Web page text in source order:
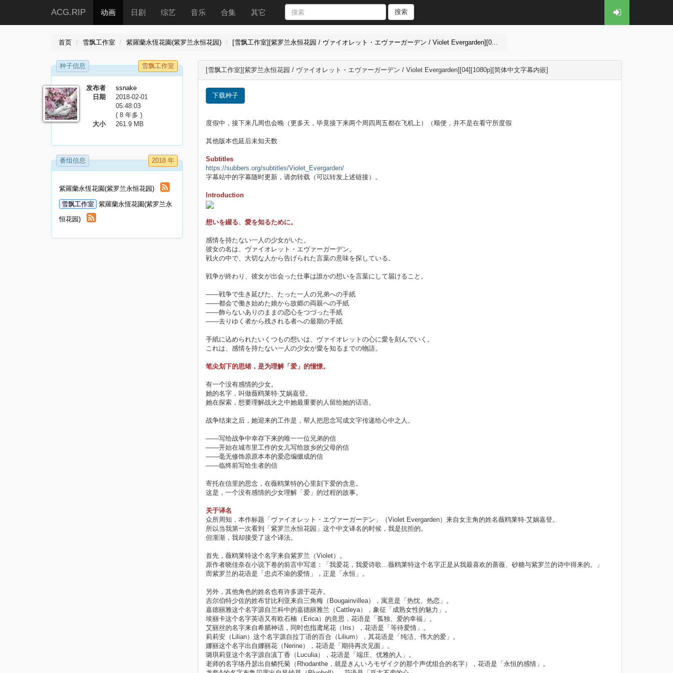
ACG.RIP 动画 日剧 综艺 音乐 合集 其它 搜索
首页 雪飘工作室 紫羅蘭永恆花園(紫罗兰永恒花园) [雪飘工作室][紫罗兰永恒花园 / ヴァイオレット・エヴァーガーデン / Violet Evergarden][0...
种子信息 雪飘工作室
发布者
ssnake
日期
2018-02-01
05:48:03
( 8 年多 )
大小
261.9 MB
番组信息 2018 年
紫羅蘭永恆花園(紫罗兰永恒花园)
雪飘工作室
紫羅蘭永恆花園(紫罗兰永
恒花园)
[雪飘工作室][紫罗兰永恒花园 / ヴァイオレット・エヴァーガーデン / Violet Evergarden][04][1080p][简体中文字幕内嵌]
下载种子
度假中，接下来几周也会晚（更多天，毕竟接下来两个周四周五都在飞机上）（顺便，并不是在看守所度假
其他版本也延后未知天数
Subtitles
https://subbers.org/subtitles/Violet_Evergarden/
字幕站中的字幕随时更新，请勿转载（可以转发上述链接）。
Introduction
想いを綴る、愛を知るために。
感情を持たない一人の少女がいた。
彼女の名は、ヴァイオレット・エヴァーガーデン。
戦火の中で、大切な人から告げられた言葉の意味を探している。
戦争が終わり、彼女が出会った仕事は誰かの想いを言葉にして届けること。
――戦争で生き延びた、たった一人の兄弟への手紙
――都会で働き始めた娘から故郷の両親への手紙
――飾らないありのままの恋心をつづった手紙
――去りゆく者から残される者への最期の手紙
手紙に込められたいくつもの想いは、ヴァイオレットの心に愛を刻んでいく。
これは、感情を持たない一人の少女が愛を知るまでの物語。
笔尖划下的思绪，是为理解「爱」的憧憬。
有一个没有感情的少女。
她的名字，叫做薇鸥莱特·艾娲嘉登。
她在探索，想要理解战火之中她最重要的人留给她的话语。
战争结束之后，她迎来的工作是，帮人把思念写成文字传递给心中之人。
——写给战争中幸存下来的唯一一位兄弟的信
——开始在城市里工作的女儿写给故乡的父母的信
——毫无修饰原原本本的爱恋编缀成的信
——临终前写给生者的信
寄托在信里的思念，在薇鸥莱特的心里刻下爱的含意。
这是，一个没有感情的少女理解「爱」的过程的故事。
关于译名
众所周知，本作标题「ヴァイオレット・エヴァーガーデン」（Violet Evergarden）来自女主角的姓名薇鸥莱特·艾娲嘉登。
所以当我第一次看到「紫罗兰永恒花园」这个中文译名的时候，我是抗拒的。
但渐渐，我却接受了这个译法。
首先，薇鸥莱特这个名字来自紫罗兰（Violet）。
原作者晓佳奈在小说下卷的前言中写道：「我爱花，我爱诗歌…薇鸥莱特这个名字正是从我最喜欢的蔷薇、砂糖与紫罗兰的诗中得来的。」
而紫罗兰的花语是「忠贞不渝的爱情」，正是「永恒」。
另外，其他角色的姓名也有许多源于花卉。
吉尔伯特少佐的姓布甘比利亚来自三角梅（Bougainvillea），寓意是「热忱、热恋」。
嘉德丽雅这个名字源自兰科中的嘉德丽雅兰（Cattleya），象征「成熟女性的魅力」。
埃丽卡这个名字英语又有欧石楠（Erica）的意思，花语是「孤独、爱的幸福」。
艾丽丝的名字来自希腊神话，同时也指鸢尾花（Iris），花语是「等待爱情」。
莉莉安（Lilian）这个名字源自拉丁语的百合（Lilium），其花语是「纯洁、伟大的爱」。
娜丽这个名字出自娜丽花（Nerine），花语是「期待再次见面」。
璐琪莉亚这个名字源自滇丁香（Luculia），花语是「端庄、优雅的人」。
老师的名字络丹瑟出自鳞托菊（Rhodanthe，就是きんいろモザイク的那个声优组合的名字），花语是「永恒的感情」。